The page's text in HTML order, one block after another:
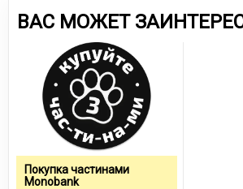
ВАС МОЖЕТ
Покупка частинами
Monobank